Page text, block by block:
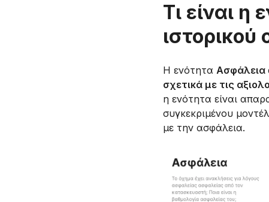
Τι είναι
ιστορικού
Η ενότητα Ασφάλεια
σχετικά με τις
η ενότητα είναι
συγκεκριμένου
με την ασφάλεια.